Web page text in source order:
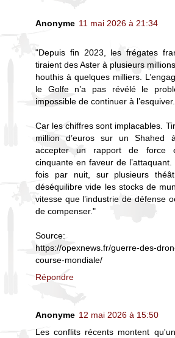
Anonyme 11 mai 2026 à 21:34
"Depuis fin 2023, les frégates
tiraient des Aster à plusieurs
houthis à quelques milliers.
le Golfe n’a pas révélé le
impossible de continuer à l’esquiver.
Car les chiffres sont implacables.
million d’euros sur un Shahed
accepter un rapport de force
cinquante en faveur de
fois par nuit, sur plusieurs
déséquilibre vide les stocks de
vitesse que l’industrie de défense
de compenser."
Source:
https://opexnews.fr/guerre-des-
course-mondiale/
Répondre
Anonyme 12 mai 2026 à 15:50
Les conflits récents montent